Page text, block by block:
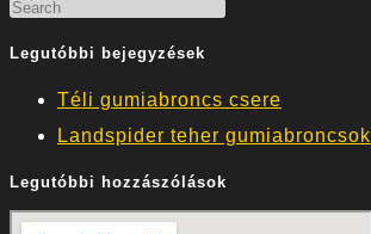
Legutóbbi bejegyzések
Téli gumiabroncs csere
Landspider teher gumiabroncsok
Legutóbbi hozzászólások